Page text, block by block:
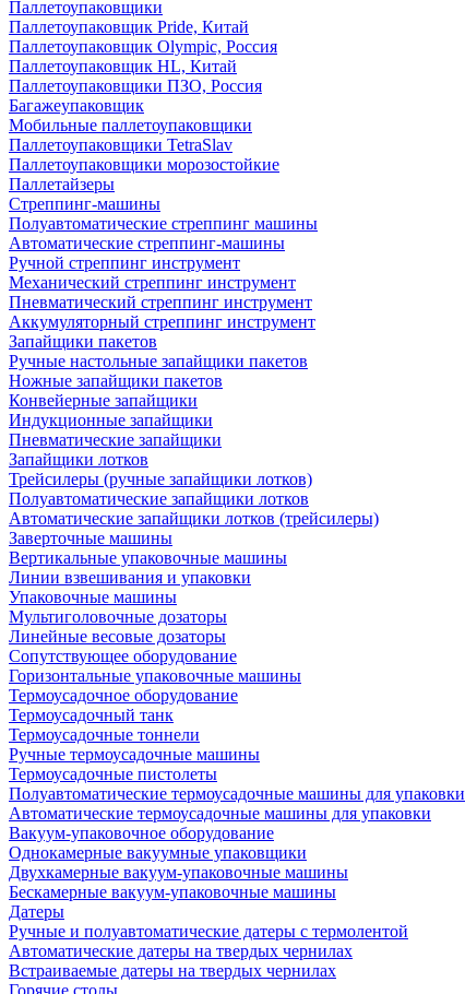
Паллетоупаковщики
Паллетоупаковщик Pride, Китай
Паллетоупаковщик Olympic, Россия
Паллетоупаковщик HL, Китай
Паллетоупаковщики ПЗО, Россия
Багажеупаковщик
Мобильные паллетоупаковщики
Паллетоупаковщики TetraSlav
Паллетоупаковщики морозостойкие
Паллетайзеры
Стреппинг-машины
Полуавтоматические стреппинг машины
Автоматические стреппинг-машины
Ручной стреппинг инструмент
Механический стреппинг инструмент
Пневматический стреппинг инструмент
Аккумуляторный стреппинг инструмент
Запайщики пакетов
Ручные настольные запайщики пакетов
Ножные запайщики пакетов
Конвейерные запайщики
Индукционные запайщики
Пневматические запайщики
Запайщики лотков
Трейсилеры (ручные запайщики лотков)
Полуавтоматические запайщики лотков
Автоматические запайщики лотков (трейсилеры)
Заверточные машины
Вертикальные упаковочные машины
Линии взвешивания и упаковки
Упаковочные машины
Мультиголовочные дозаторы
Линейные весовые дозаторы
Сопутствующее оборудование
Горизонтальные упаковочные машины
Термоусадочное оборудование
Термоусадочный танк
Термоусадочные тоннели
Ручные термоусадочные машины
Термоусадочные пистолеты
Полуавтоматические термоусадочные машины для упаковки
Автоматические термоусадочные машины для упаковки
Вакуум-упаковочное оборудование
Однокамерные вакуумные упаковщики
Двухкамерные вакуум-упаковочные машины
Бескамерные вакуум-упаковочные машины
Датеры
Ручные и полуавтоматические датеры с термолентой
Автоматические датеры на твердых чернилах
Встраиваемые датеры на твердых чернилах
Горячие столы